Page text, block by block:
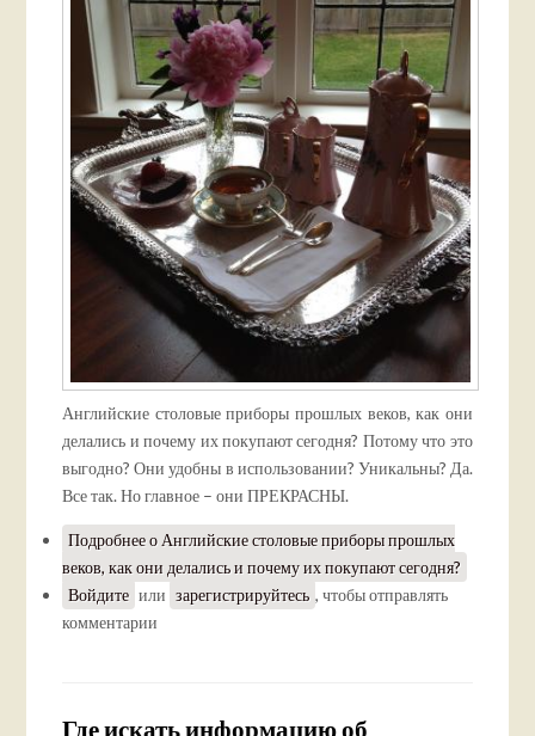
Английские столовые приборы прошлых веков, как они
делались и почему их покупают сегодня? Потому что это
выгодно? Они удобны в использовании? Уникальны? Да.
Все так. Но главное – они ПРЕКРАСНЫ.
Подробнеео Английские столовые приборы прошлых
веков, как они делались и почему их покупают сегодня?
Войдите или зарегистрируйтесь , чтобы отправлять
комментарии
Где искать информацию об